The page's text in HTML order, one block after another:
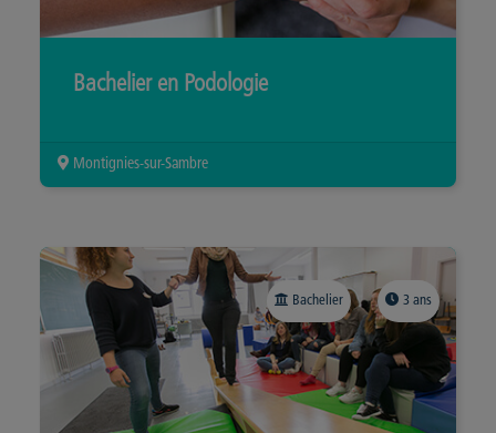
Bachelier en Podologie
Montignies-sur-Sambre
Bachelier 3 ans